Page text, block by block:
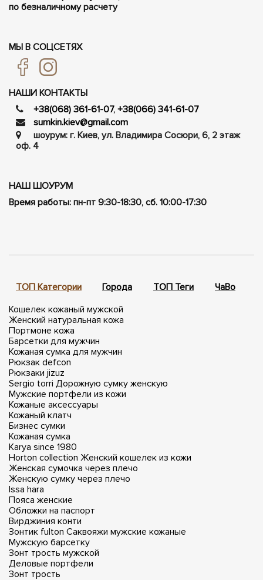
по безналичному расчету
МЫ В СОЦСЕТЯХ
НАШИ КОНТАКТЫ
+38(068) 361-61-07, +38(066) 341-61-07
sumkin.kiev@gmail.com
шоурум: г. Киев, ул. Владимира Сосюри, ​​6, 2 этаж
оф. 4
НАШ ШОУРУМ
Время работы: пн-пт 9:30-18:30, сб. 10:00-17:30
ТОП Категории Города ТОП Теги ЧаВо
Кошелек кожаный мужской
Женский натуральная кожа
Портмоне кожа
Барсетки для мужчин
Кожаная сумка для мужчин
Рюкзак defcon
Рюкзаки jizuz
Sergio torri Дорожную сумку женскую
Мужские портфели из кожи
Кожаные аксессуары
Кожаный клатч
Бизнес сумки
Кожаная сумка
Karya since 1980
Horton collection Женский кошелек из кожи
Женская сумочка через плечо
Женскую сумку через плечо
Issa hara
Пояса женские
Обложки на паспорт
Вирджиния конти
Зонтик fulton Саквояжи мужские кожаные
Мужскую барсетку
Зонт трость мужской
Деловые портфели
Зонт трость